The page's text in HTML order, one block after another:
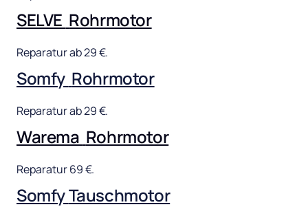
SELVE Rohrmotor
Reparatur ab 29 €.
Somfy Rohrmotor
Reparatur ab 29 €.
Warema Rohrmotor
Reparatur 69 €.
Somfy Tauschmotor